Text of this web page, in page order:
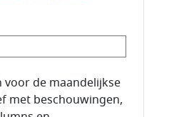
van de abonnee.
voor de maandelijkse
met beschouwingen,